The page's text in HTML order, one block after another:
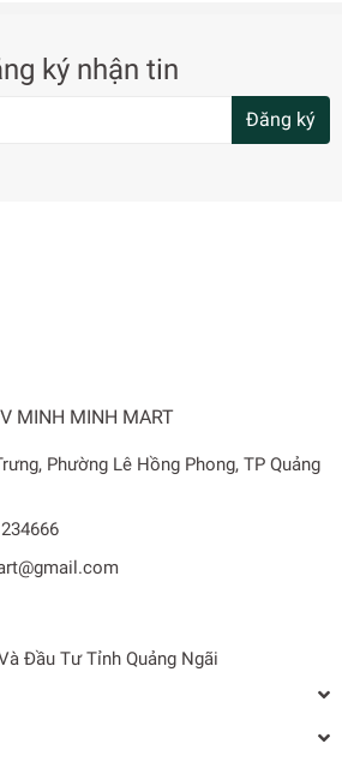
từ hợp kim nhôm phủ chống dính
chịu được nhiệt độ cao, không phát sinh
trình sử dụng, không chứa các độc tố gây
ký nhận tin
Đăng ký
MINH MINH MART
Phường Lê Hồng Phong, TP Quảng
Đầu Tư Tỉnh Quảng Ngãi